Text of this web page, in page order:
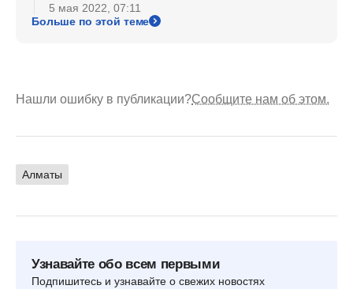
5 мая 2022, 07:11
Больше по этой теме
Нашли ошибку в публикации?Сообщите нам об этом.
Алматы
Узнавайте обо всем первыми
Подпишитесь и узнавайте о свежих новостях